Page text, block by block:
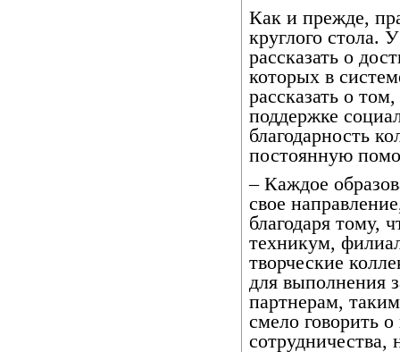
Как и прежде,
круглого стола.
рассказать о
которых в
рассказать о
поддержке
благодарность
постоянную
– Каждое
свое
благодаря тому,
техникум,
творческие
для выполнения
партнерам,
смело говорить
сотрудничества,